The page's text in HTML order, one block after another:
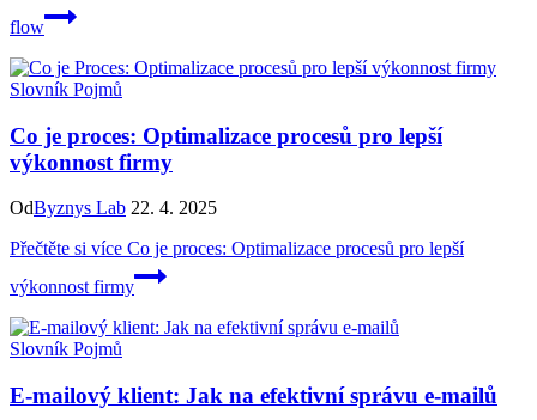
flow
Slovník Pojmů
Co je proces: Optimalizace procesů pro lepší
výkonnost firmy
OdByznys Lab 22. 4. 2025
Přečtěte si více Co je proces: Optimalizace procesů pro lepší
výkonnost firmy
Slovník Pojmů
E-mailový klient: Jak na efektivní správu e-mailů